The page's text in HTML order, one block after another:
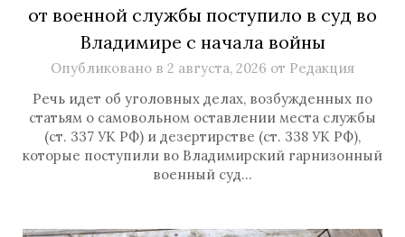
от военной службы поступило в суд во
Владимире с начала войны
Опубликовано в 2 августа, 2026 от Редакция
Речь идет об уголовных делах, возбужденных по
статьям о самовольном оставлении места службы
(ст. 337 УК РФ) и дезертирстве (ст. 338 УК РФ),
которые поступили во Владимирский гарнизонный
военный суд…